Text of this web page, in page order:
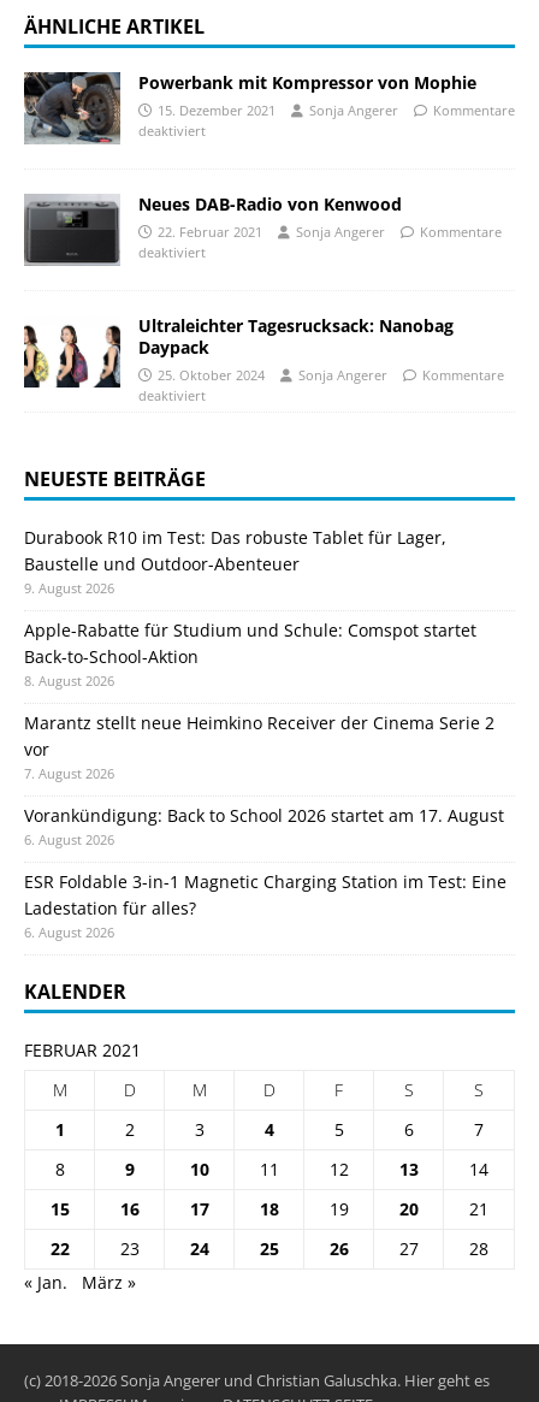
ÄHNLICHE ARTIKEL
Powerbank mit Kompressor von Mophie
15. Dezember 2021 Sonja Angerer
Kommentare
deaktiviert
Neues DAB-Radio von Kenwood
22. Februar 2021 Sonja Angerer
Kommentare
deaktiviert
Ultraleichter Tagesrucksack: Nanobag
Daypack
25. Oktober 2024 Sonja Angerer
Kommentare
deaktiviert
NEUESTE BEITRÄGE
Durabook R10 im Test: Das robuste Tablet für Lager,
Baustelle und Outdoor-Abenteuer
9. August 2026
Apple-Rabatte für Studium und Schule: Comspot startet
Back-to-School-Aktion
8. August 2026
Marantz stellt neue Heimkino Receiver der Cinema Serie 2
vor
7. August 2026
Vorankündigung: Back to School 2026 startet am 17. August
6. August 2026
ESR Foldable 3-in-1 Magnetic Charging Station im Test: Eine
Ladestation für alles?
6. August 2026
KALENDER
FEBRUAR 2021
M
D M D F S
S
1
2 3 4 5 6
7
8
9 10 11 12 13
14
15
16 17 18 19 20
21
22
23 24 25 26 27
28
« Jan.
März »
(c) 2018-2026 Sonja Angerer und Christian Galuschka. Hier geht es